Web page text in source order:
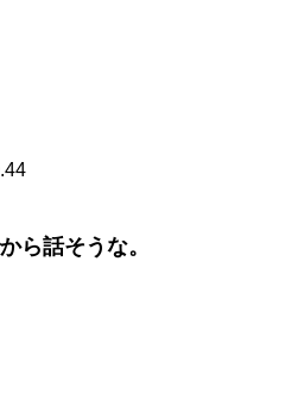
ら話そうな。